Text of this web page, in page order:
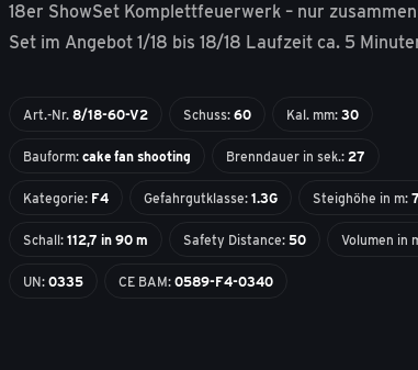
18er ShowSet Komplettfeuerwerk – nur
Set im Angebot 1/18 bis 18/18 Laufzeit ca. 5
Art.-Nr.8/18-60-V2 Schuss:60 Kal. mm:30
Bauform:cake fan shooting Brenndauer in sek.:27
Kategorie: F4 Gefahrgutklasse:1.3G Steighöhe in m:
Schall:112,7 in 90 m Safety Distance:50 Volumen in
UN:0335 CE BAM:0589-F4-0340